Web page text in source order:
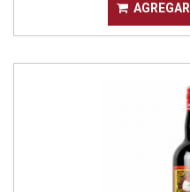
AGREGAR